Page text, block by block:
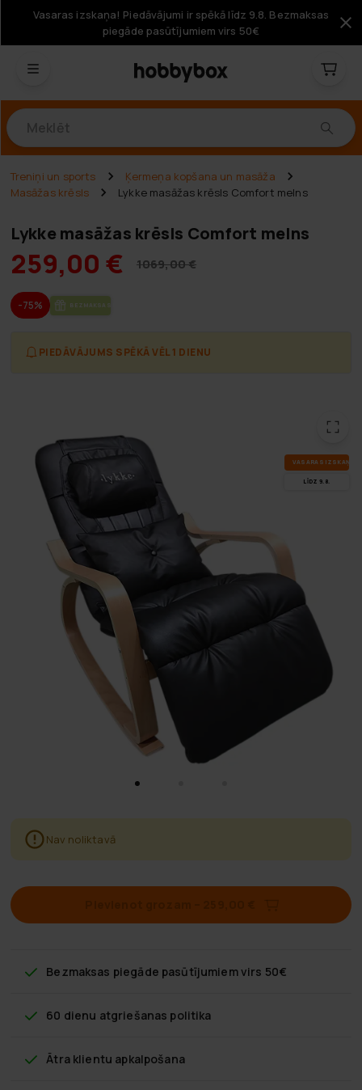
Vasaras izskaņa! Piedāvājumi ir spēkā līdz 9.8. Bezmaksas
piegāde pasūtījumiem virs 50€
Treniņi un sports
Ķermeņa kopšana un masāža
Masāžas krēsls
Lykke masāžas krēsls Comfort melns
Lykke masāžas krēsls Comfort melns
259,00 € 1069,00 €
-75% BEZ­MAK­SAS PIE­GĀ­DE
PIEDĀVĀJUMS SPĒKĀ VĒL 1 DIENU
VA­SA­RAS IZ­SKA­ŅA
LĪDZ 9.8.
Nav noliktavā
Bezmaksas piegāde pasūtījumiem virs 50€
60 dienu atgriešanas politika
Ātra klientu apkalpošana